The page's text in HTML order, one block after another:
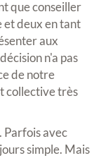
que conseiller
et deux en tant
aux
n'a pas
de notre
collective très
Parfois avec
simple. Mais